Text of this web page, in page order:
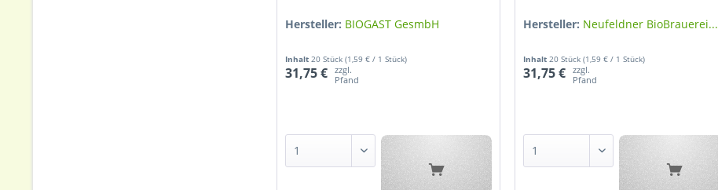
Hersteller: BIOGAST GesmbH
Inhalt20 Stück(1,59 € / 1 Stück)
31,75 €
zzgl.
Pfand
Hersteller: Neufeldner BioBrauerei...
Inhalt20 Stück(1,59 € / 1 Stück)
31,75 €
zzgl.
Pfand